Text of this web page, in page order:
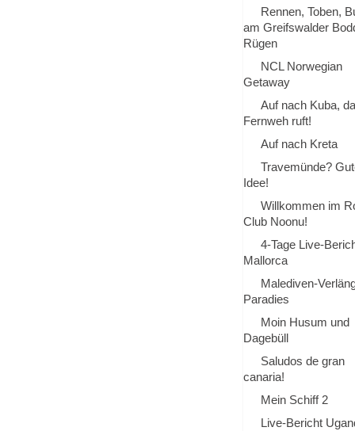
Rennen, Toben,
am Greifswalder
Rügen
NCL Norwegian
Getaway
Auf nach Kuba,
Fernweh ruft!
Auf nach Kreta
Travemünde?
Idee!
Willkommen im
Club Noonu!
4-Tage Live-
Mallorca
Malediven-
Paradies
Moin Husum und
Dagebüll
Saludos de gran
canaria!
Mein Schiff 2
Live-Bericht